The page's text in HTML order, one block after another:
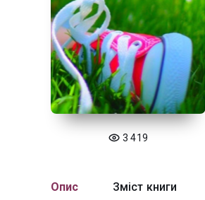
3 419
Опис Зміст книги